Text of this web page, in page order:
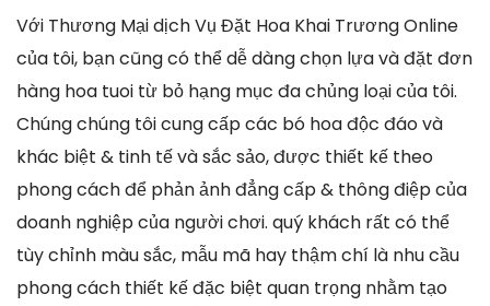
Với Thương Mại dịch Vụ Đặt Hoa Khai Trương Online
của tôi, bạn cũng có thể dễ dàng chọn lựa và đặt đơn
hàng hoa tuoi từ bỏ hạng mục đa chủng loại của tôi.
Chúng chúng tôi cung cấp các bó hoa độc đáo và
khác biệt & tinh tế và sắc sảo, được thiết kế theo
phong cách để phản ảnh đẳng cấp & thông điệp của
doanh nghiệp của người chơi. quý khách rất có thể
tùy chỉnh màu sắc, mẫu mã hay thậm chí là nhu cầu
phong cách thiết kế đặc biệt quan trọng nhằm tạo